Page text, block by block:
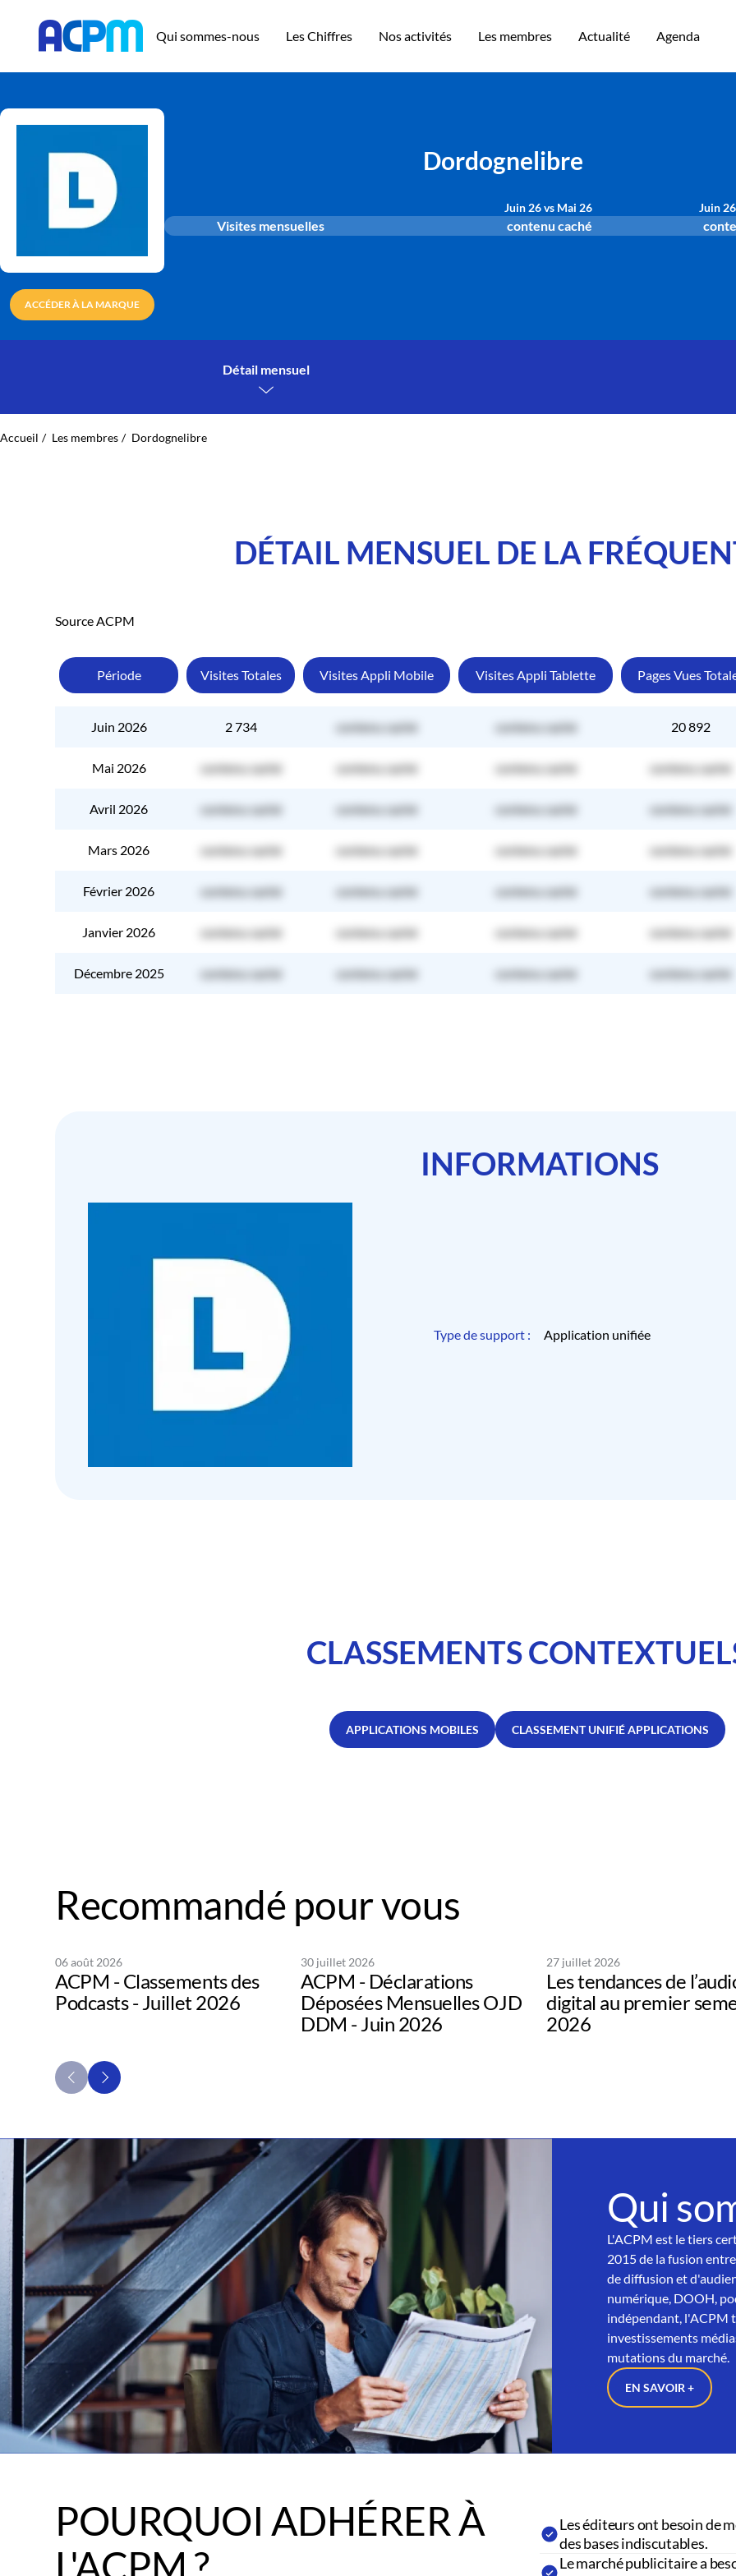
Qui sommes-nous Les Chiffres Nos activités Les membres Actualité Agenda
ACCÉDER À LA MARQUE
Dordognelibre
Juin 26 vs Mai 26 Juin
Visites mensuelles contenu caché
Détail mensuel
Accueil Les membres Dordognelibre
DÉTAIL MENSUEL DE LA
Source ACPM
Période Visites Totales Visites Appli Mobile Visites Appli Tablette Pages Vues
Juin 2026 2 734 contenu caché contenu caché 20 892
Mai 2026 contenu caché contenu caché contenu caché contenu caché
Avril 2026 contenu caché contenu caché contenu caché contenu caché
Mars 2026 contenu caché contenu caché contenu caché contenu caché
Février 2026 contenu caché contenu caché contenu caché contenu caché
Janvier 2026 contenu caché contenu caché contenu caché contenu caché
Décembre 2025 contenu caché contenu caché contenu caché contenu caché
INFORMATIONS
Type de support : Application unifiée
CLASSEMENTS
APPLICATIONS MOBILES CLASSEMENT UNIFIÉ APPLICATIONS
Recommandé pour vous
06 août 2026
ACPM - Classements des
Podcasts - Juillet 2026
30 juillet 2026
ACPM - Déclarations
Déposées Mensuelles OJD
DDM - Juin 2026
27 juillet 2026
Les tendances de
digital au premier
2026
Qui
L'ACPM est le tiers
2015 de la fusion
de diffusion et
numérique, DOOH,
indépendant, l'ACPM
investissements
mutations du marché.
EN SAVOIR +
POURQUOI ADHÉRER À
L'ACPM ?
Les éditeurs ont besoin de
des bases indiscutables.
Le marché publicitaire a